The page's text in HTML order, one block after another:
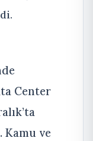
Center
Kamu ve